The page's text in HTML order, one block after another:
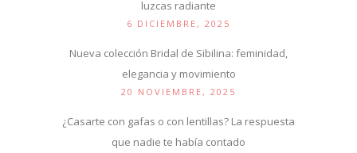
luzcas radiante
6 DICIEMBRE, 2025
Nueva colección Bridal de Sibilina: feminidad,
elegancia y movimiento
20 NOVIEMBRE, 2025
¿Casarte con gafas o con lentillas? La respuesta
que nadie te había contado